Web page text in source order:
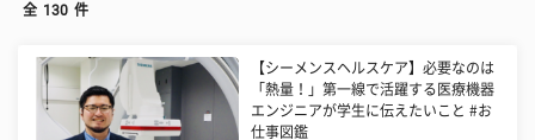
全 130 件
【シーメンスヘルスケア】必要なのは
「熱量！」第一線で活躍する医療機器
エンジニアが学生に伝えたいこと #お
仕事図鑑